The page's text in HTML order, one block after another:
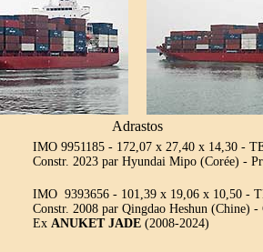
Adrastos
IMO 9951185 - 172,07 x 27,40 x 14,30 -
Constr. 2023 par Hyundai Mipo (Corée) -
IMO 9393656 - 101,39 x 19,06 x 10,50 -
Constr. 2008 par Qingdao Heshun
Ex ANUKET JADE (2008-2024)